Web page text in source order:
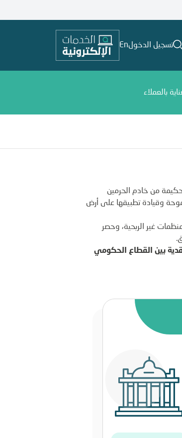
تسجيل الدخولEn
بالعملاء
حكيمة من خادم الحرمين
بن عبد العزيز وولي عهده الأمين الأمير محمد بن سلمان حفظهما الله ورعاهما برسم رؤية السعودية 2030 الطموحة وقيادة تطبيقها على أرض
غير الربحية، وحصر
بين القطاع الحكومي